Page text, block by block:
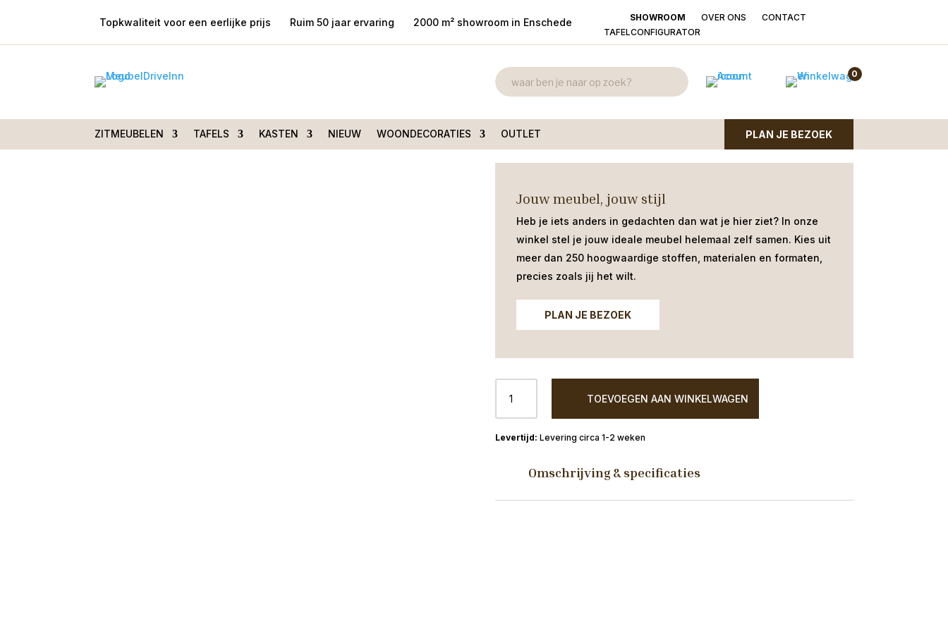
Topkwaliteit voor een eerlijke prijs Ruim 50 jaar ervaring 2000 m² showroom in Enschede SHOWROOM OVER ONS
CONTACT
TAFELCONFIGURATOR
0
ZITMEUBELEN TAFELS KASTEN NIEUW WOONDECORATIES OUTLET PLAN JE BEZOEK
mangohout zandkleur
mangohout zandkleur
€299,00
Jouw meubel, jouw stijl
Heb je iets anders in gedachten dan wat je hier ziet? In onze
winkel stel je jouw ideale meubel helemaal zelf samen. Kies uit
meer dan 250 hoogwaardige stoffen, materialen en formaten,
precies zoals jij het wilt.
PLAN JE BEZOEK
Mabel
90cm
rond
zandkleur
TOEVOEGEN AAN WINKELWAGEN
Levering circa 1-2 weken
Omschrijving & specificaties